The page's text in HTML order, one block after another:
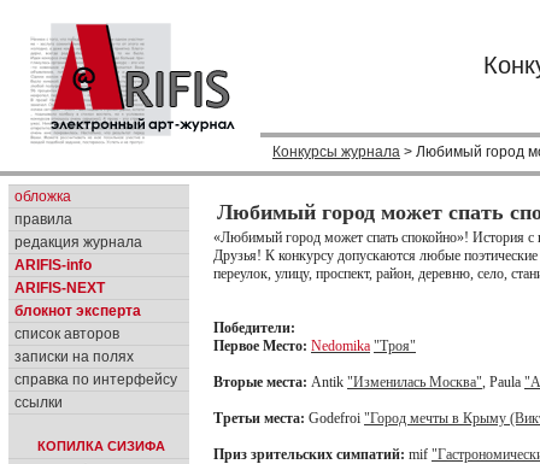
Конкурсы журнала > Любимый город
обложка
правила
редакция журнала
ARIFIS-info
ARIFIS-NEXT
блокнот эксперта
список авторов
записки на полях
справка по интерфейсу
ссылки
КОПИЛКА СИЗИФА
Любимый город может спать
«Любимый город может спать спокойно»! История с
Друзья! К конкурсу допускаются любые
переулок, улицу, проспект, район, деревню, село,
Победители:
Первое Место: Nedomika "Троя"
Вторые места: Antik "Изменилась Москва", Paula "А
Третьи места: Godefroi "Город мечты в Крыму
Приз зрительских симпатий: mif